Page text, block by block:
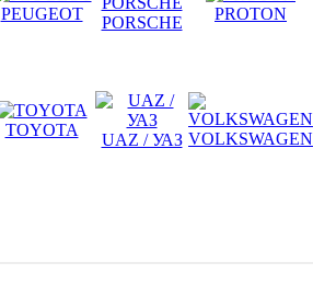
PEUGEOT PORSCHE PROTON
TOYOTA
UAZ / УАЗ VOLKSWAGEN